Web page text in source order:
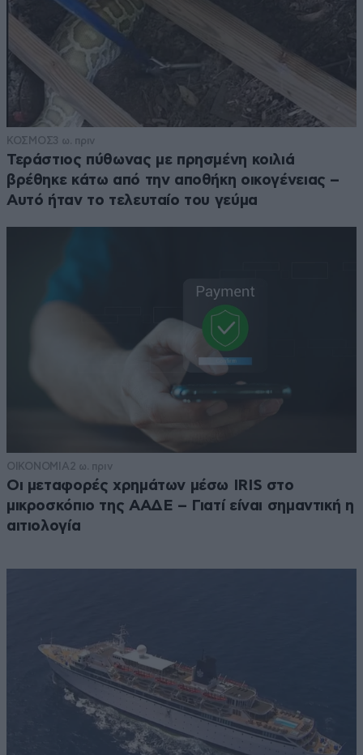
ΚΟΣΜΟΣ3 ω. πριν
Τεράστιος πύθωνας με πρησμένη κοιλιά
βρέθηκε κάτω από την αποθήκη οικογένειας –
Αυτό ήταν το τελευταίο του γεύμα
ΟΙΚΟΝΟΜΙΑ 2 ω. πριν
Οι μεταφορές χρημάτων μέσω IRIS στο
μικροσκόπιο της ΑΑΔΕ – Γιατί είναι σημαντική η
αιτιολογία